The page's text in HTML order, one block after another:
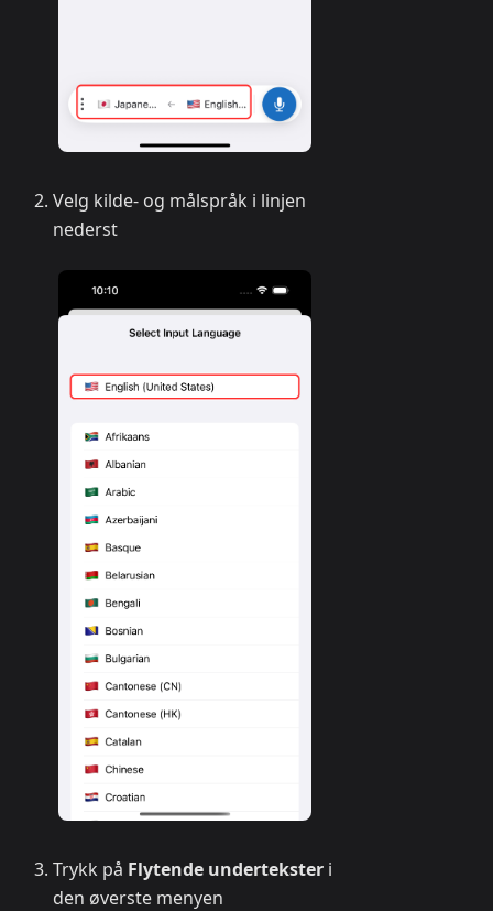
Velg kilde- og målspråk i linjen
nederst
Trykk på Flytende undertekster i
den øverste menyen